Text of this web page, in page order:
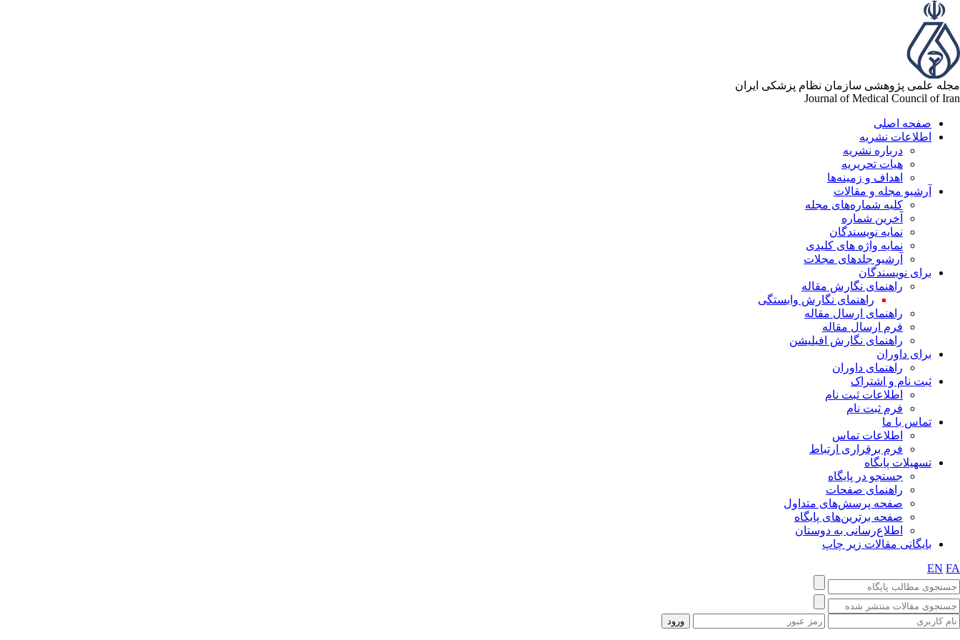
مجله علمی پژوهشی سازمان نظام پزشکی ایران
Journal of Medical Council of Iran
صفحه اصلی
اطلاعات نشریه
درباره نشریه
هیات تحریریه
اهداف و زمینه‌ها
آرشیو مجله و مقالات
کلیه شماره‌های مجله
آخرین شماره
نمایه نویسندگان
نمایه واژه های کلیدی
آرشیو جلدهای مجلات
برای نویسندگان
راهنمای نگارش مقاله
راهنمای نگارش وابستگی
راهنمای ارسال مقاله
فرم ارسال مقاله
راهنمای نگارش افیلیشن
برای داوران
راهنمای داوران
ثبت نام و اشتراک
اطلاعات ثبت نام
فرم ثبت نام
تماس با ما
اطلاعات تماس
فرم برقراری ارتباط
تسهیلات پایگاه
جستجو در پایگاه
راهنمای صفحات
صفحه پرسش‌های متداول
صفحه برترین‌های پایگاه
اطلاع‌رسانی به دوستان
بایگانی مقالات زیر چاپ
EN FA